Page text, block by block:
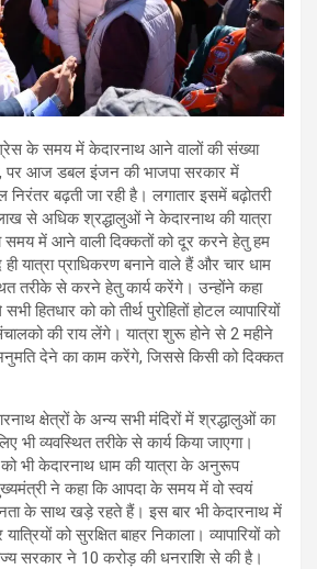
के समय में केदारनाथ आने वालों की संख्या
पर आज डबल इंजन की भाजपा सरकार में
निरंतर बढ़ती जा रही है। लगातार इसमें बढ़ोतरी
से अधिक श्रद्धालुओं ने केदारनाथ की यात्रा
समय में आने वाली दिक्कतों को दूर करने हेतु हम
यात्रा प्राधिकरण बनाने वाले हैं और चार धाम
तरीके से करने हेतु कार्य करेंगे। उन्होंने कहा
हितधार को को तीर्थ पुरोहितों होटल व्यापारियों
की राय लेंगे। यात्रा शुरू होने से 2 महीने
अनुमति देने का काम करेंगे, जिससे किसी को दिक्कत
क्षेत्रों के अन्य सभी मंदिरों में श्रद्धालुओं का
भी व्यवस्थित तरीके से कार्य किया जाएगा।
को भी केदारनाथ धाम की यात्रा के अनुरूप
ने कहा कि आपदा के समय में वो स्वयं
के साथ खड़े रहते हैं। इस बार भी केदारनाथ में
को सुरक्षित बाहर निकाला। व्यापारियों को
सरकार ने 10 करोड़ की धनराशि से की है।